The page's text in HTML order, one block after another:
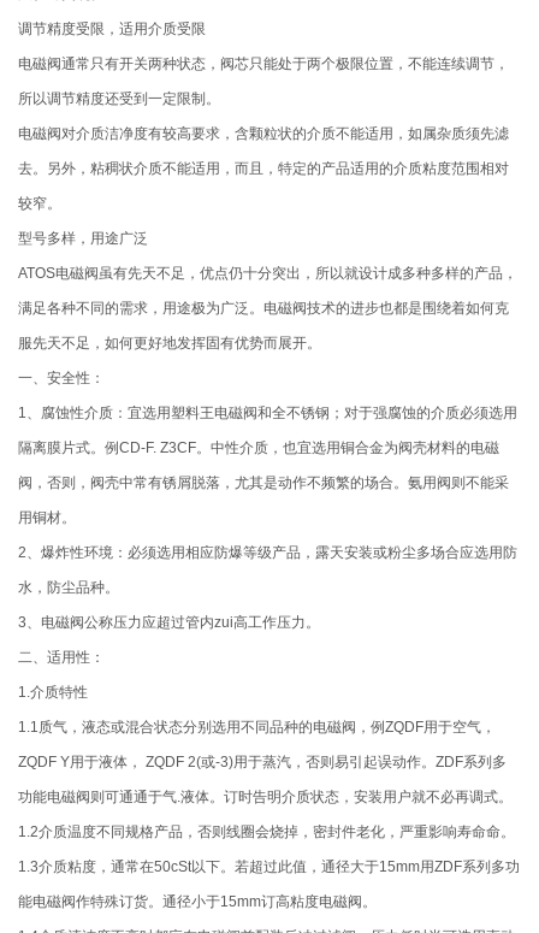
调节精度受限，适用介质受限
电磁阀通常只有开关两种状态，阀芯只能处于两个极限位置，不能连续调节，
所以调节精度还受到一定限制。
电磁阀对介质洁净度有较高要求，含颗粒状的介质不能适用，如属杂质须先滤
去。另外，粘稠状介质不能适用，而且，特定的产品适用的介质粘度范围相对
较窄。
型号多样，用途广泛
ATOS电磁阀虽有先天不足，优点仍十分突出，所以就设计成多种多样的产品，
满足各种不同的需求，用途极为广泛。电磁阀技术的进步也都是围绕着如何克
服先天不足，如何更好地发挥固有优势而展开。
一、安全性：
1、腐蚀性介质：宜选用塑料王电磁阀和全不锈钢；对于强腐蚀的介质必须选用
隔离膜片式。例CD-F. Z3CF。中性介质，也宜选用铜合金为阀壳材料的电磁
阀，否则，阀壳中常有锈屑脱落，尤其是动作不频繁的场合。氨用阀则不能采
用铜材。
2、爆炸性环境：必须选用相应防爆等级产品，露天安装或粉尘多场合应选用防
水，防尘品种。
3、电磁阀公称压力应超过管内zui高工作压力。
二、适用性：
1.介质特性
1.1质气，液态或混合状态分别选用不同品种的电磁阀，例ZQDF用于空气，
ZQDF Y用于液体， ZQDF 2(或-3)用于蒸汽，否则易引起误动作。ZDF系列多
功能电磁阀则可通通于气.液体。订时告明介质状态，安装用户就不必再调式。
1.2介质温度不同规格产品，否则线圈会烧掉，密封件老化，严重影响寿命命。
1.3介质粘度，通常在50cSt以下。若超过此值，通径大于15mm用ZDF系列多功
能电磁阀作特殊订货。通径小于15mm订高粘度电磁阀。